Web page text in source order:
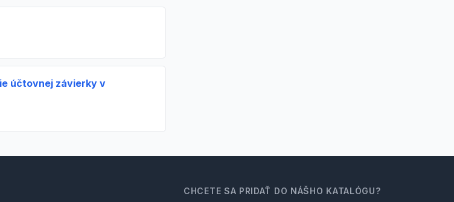
účtovnej závierky v
CHCETE SA PRIDAŤ DO NÁŠHO KATALÓGU?